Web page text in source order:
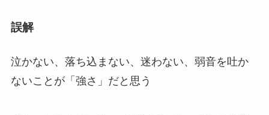
誤解
泣かない、落ち込まない、迷わない、弱音を吐か
ないことが「強さ」だと思う